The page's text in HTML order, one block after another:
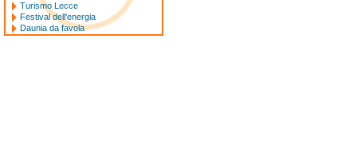
Turismo Lecce
Festival dell'energia
Daunia da favola